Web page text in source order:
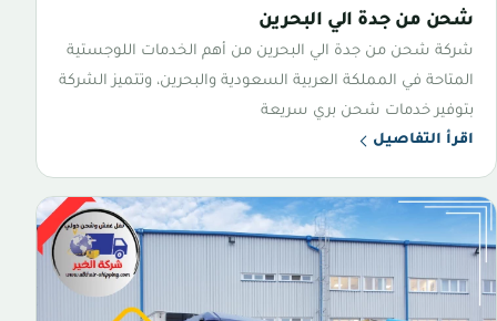
شحن من جدة الي البحرين
شركة شحن من جدة الي البحرين من أهم الخدمات اللوجستية
المتاحة في المملكة العربية السعودية والبحرين، وتتميز الشركة
بتوفير خدمات شحن بري سريعة
اقرأ التفاصيل